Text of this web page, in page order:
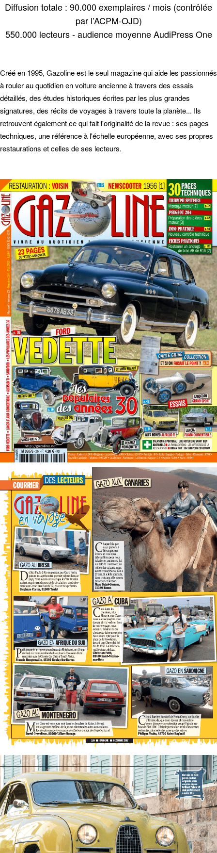
Diffusion totale : 90.000 exemplaires / mois (contrôlée
par l’ACPM-OJD)
550.000 lecteurs - audience moyenne AudiPress One
Créé en 1995, Gazoline est le seul magazine qui aide les passionnés
à rouler au quotidien en voiture ancienne à travers des essais
détaillés, des études historiques écrites par les plus grandes
signatures, des récits de voyages à travers toute la planète... Ils
retrouvent également ce qui fait l'originalité de la revue : ses pages
techniques, une référence à l'échelle européenne, avec ses propres
restaurations et celles de ses lecteurs.